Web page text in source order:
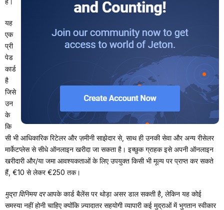
यह
एक
प्री
पेड
कार्ड
है
जिसे
उन
के
कि
सी भी आधिकारिक रिटेलर और ज़मीनी साझेदार से, साथ ही उनकी सेवा और अन्य रीसेलर
मार्केटप्लेस से सीधे ऑनलाइन खरीदा जा सकता है। इच्छुक ग्राहक इसे अपनी ऑनलाइन
खरीदारी और/या जमा आवश्यकताओं के लिए उपयुक्त किसी भी मूल्य पर प्राप्त कर सकते
हैं, €10 से लेकर €250 तक।
मुद्रा विनिमय दरआपके कार्ड बैलेंस पर थोड़ा असर डाल सकती है, लेकिन यह कोई
समस्या नहीं होनी चाहिए क्योंकि ज़्यादातर सहयोगी व्यापारी कई मुद्राओं में भुगतान स्वीकार